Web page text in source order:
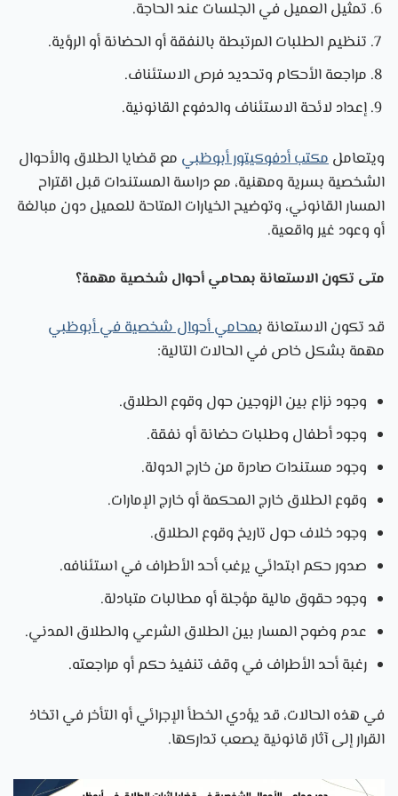
تمثيل العميل في الجلسات عند الحاجة.
تنظيم الطلبات المرتبطة بالنفقة أو الحضانة أو الرؤية.
مراجعة الأحكام وتحديد فرص الاستئناف.
إعداد لائحة الاستئناف والدفوع القانونية.
ويتعاملمكتب أدفوكيتور أبوظبي مع قضايا الطلاق والأحوال
الشخصية بسرية ومهنية، مع دراسة المستندات قبل اقتراح
المسار القانوني، وتوضيح الخيارات المتاحة للعميل دون مبالغة
أو وعود غير واقعية.
متى تكون الاستعانة بمحامي أحوال شخصية مهمة؟
قد تكون الاستعانة بمحامي أحوال شخصية في أبوظبي
مهمة بشكل خاص في الحالات التالية:
وجود نزاع بين الزوجين حول وقوع الطلاق.
وجود أطفال وطلبات حضانة أو نفقة.
وجود مستندات صادرة من خارج الدولة.
وقوع الطلاق خارج المحكمة أو خارج الإمارات.
وجود خلاف حول تاريخ وقوع الطلاق.
صدور حكم ابتدائي يرغب أحد الأطراف في استئنافه.
وجود حقوق مالية مؤجلة أو مطالبات متبادلة.
عدم وضوح المسار بين الطلاق الشرعي والطلاق المدني.
رغبة أحد الأطراف في وقف تنفيذ حكم أو مراجعته.
في هذه الحالات، قد يؤدي الخطأ الإجرائي أو التأخر في اتخاذ
القرار إلى آثار قانونية يصعب تداركها.